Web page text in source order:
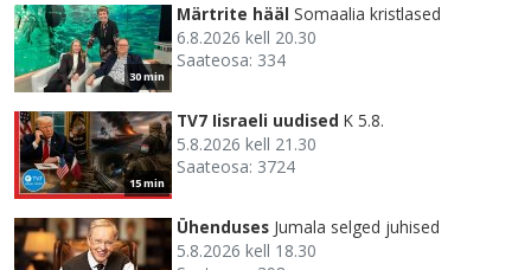
30 min
Märtrite hääl Somaalia kristlased
6.8.2026 kell 20.30
Saateosa: 334
15 min
TV7 Iisraeli uudised K 5.8.
5.8.2026 kell 21.30
Saateosa: 3724
Ühenduses Jumala selged juhised
5.8.2026 kell 18.30